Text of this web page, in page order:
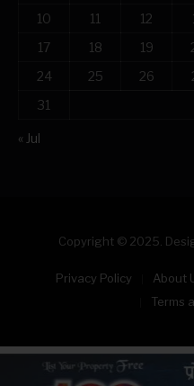
10
11 12
17
18 19
24
25 26
31
« Jul
Copyright © 2025.
Privacy Policy About
Terms